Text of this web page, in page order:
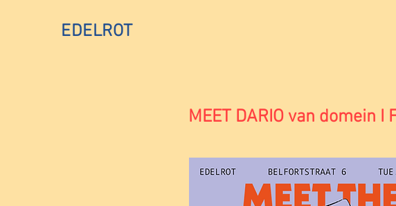
EDELROT
MEET DARIO van domein I